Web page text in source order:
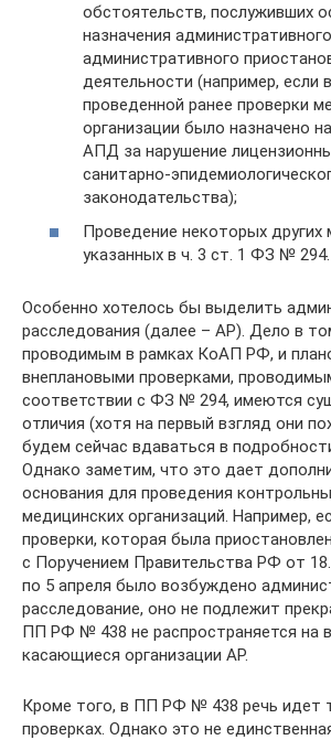
обстоятельств, послуживших
назначения
административного
деятельности (например, если
проведенной ранее проверки
организации было назначено
АПД за нарушение
санитарно-
законодательства);
Проведение некоторых других
указанных в ч. 3 ст. 1 ФЗ № 294.
Особенно хотелось бы выделить
расследования (далее – АР). Дело в
проводимым в рамках КоАП РФ, и
внеплановыми проверками,
соответствии с ФЗ № 294, имеются
отличия (хотя на первый взгляд они
будем сейчас вдаваться в
Однако заметим, что это дает
основания для проведения
медицинских организаций. Например,
проверки, которая была
с Поручением Правительства РФ от
по 5 апреля было возбуждено
расследование, оно не подлежит
ПП РФ № 438 не распространяется на
касающиеся организации АР.
Кроме того, в ПП РФ № 438 речь идет
проверках. Однако это не